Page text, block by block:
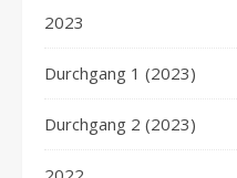
2023
Durchgang 1 (2023)
Durchgang 2 (2023)